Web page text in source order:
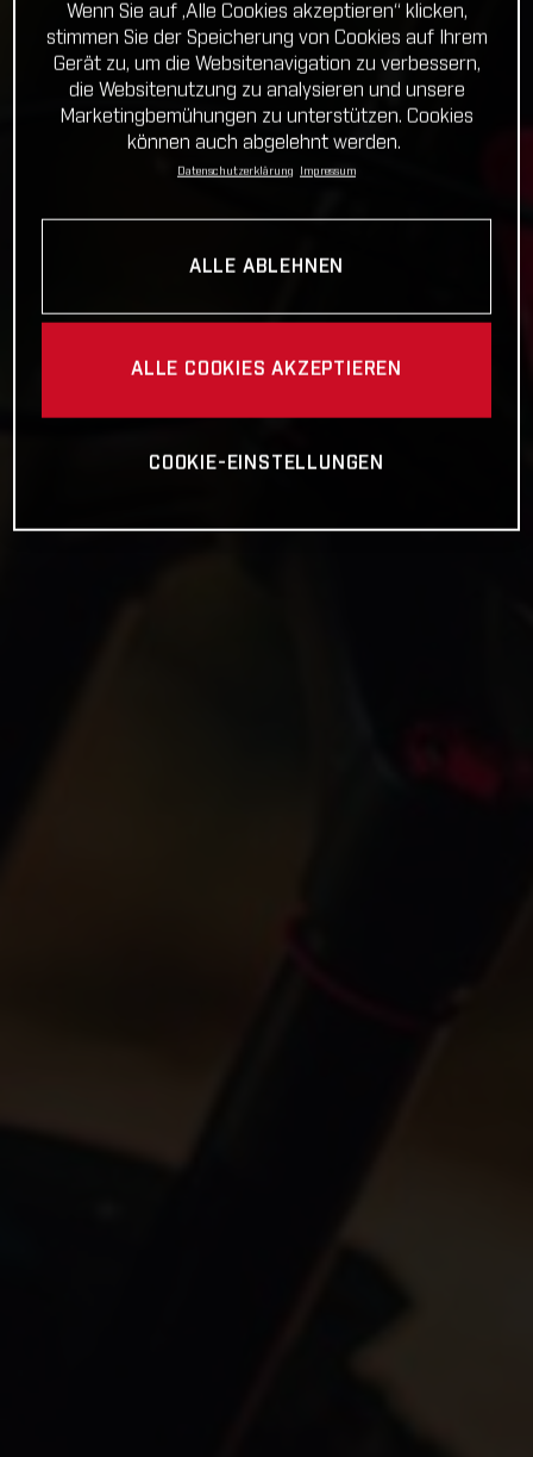
Wenn Sie auf „Alle Cookies akzeptieren“ klicken,
stimmen Sie der Speicherung von Cookies auf Ihrem
Gerät zu, um die Websitenavigation zu verbessern,
die Websitenutzung zu analysieren und unsere
Marketingbemühungen zu unterstützen. Cookies
können auch abgelehnt werden.
Datenschutzerklärung Impressum
ALLE ABLEHNEN
ALLE COOKIES AKZEPTIEREN
COOKIE-EINSTELLUNGEN